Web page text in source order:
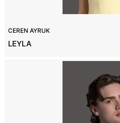
CEREN AYRUK
LEYLA